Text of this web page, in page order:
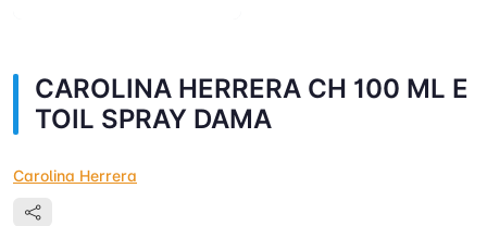
CAROLINA HERRERA CH 100 ML E
TOIL SPRAY DAMA
Carolina Herrera